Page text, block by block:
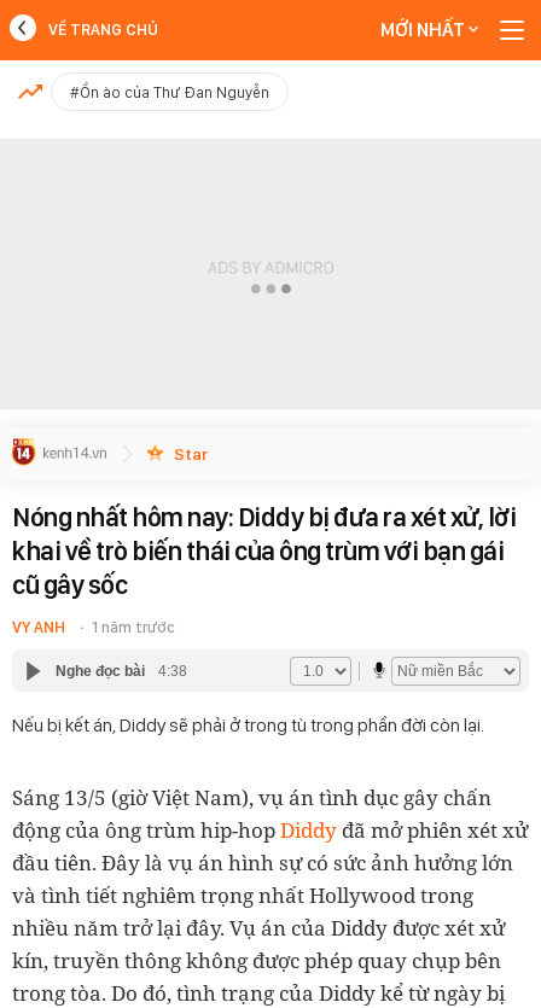
MỚI NHẤT
VỀ TRANG CHỦ MỚI NHẤT
#Ồn ào của Thư Đan Nguyễn
Star
Nóng nhất hôm nay: Diddy bị đưa ra xét xử, lời
khai về trò biến thái của ông trùm với bạn gái
cũ gây sốc
VY ANH 1 năm trước
Nghe đọc bài 4:38
Nếu bị kết án, Diddy sẽ phải ở trong tù trong phần đời còn lại.
Sáng 13/5 (giờ Việt Nam), vụ án tình dục gây chấn
động của ông trùm hip-hopDiddy đã mở phiên xét xử
đầu tiên. Đây là vụ án hình sự có sức ảnh hưởng lớn
và tình tiết nghiêm trọng nhất Hollywood trong
nhiều năm trở lại đây. Vụ án của Diddy được xét xử
kín, truyền thông không được phép quay chụp bên
trong tòa. Do đó, tình trạng của Diddy kể từ ngày bị